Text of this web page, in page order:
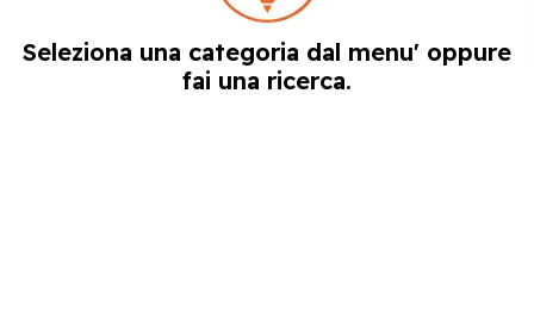
Seleziona una categoria dal menu' oppure
fai una ricerca.